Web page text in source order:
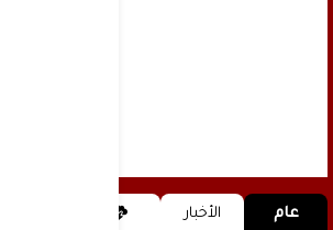
عام الأخبار